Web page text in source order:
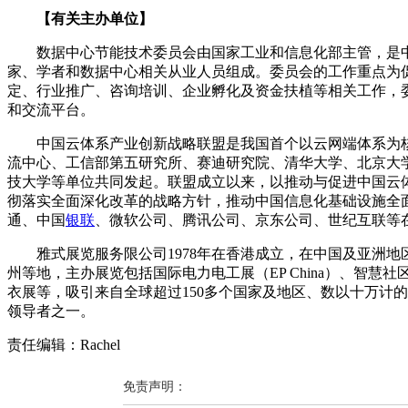
【有关主办单位】
数据中心节能技术委员会由国家工业和信息化部主管，是
家、学者和数据中心相关从业人员组成。委员会的工作重点
定、行业推广、咨询培训、企业孵化及资金扶植等相关工作
和交流平台。
中国云体系产业创新战略联盟是我国首个以云网端体系为
流中心、工信部第五研究所、赛迪研究院、清华大学、北京
技大学等单位共同发起。联盟成立以来，以推动与促进中国
彻落实全面深化改革的战略方针，推动中国信息化基础设施
通、中国银联 、微软公司、腾讯公司、京东公司、世纪互联
雅式展览服务限公司1978年在香港成立，在中国及亚洲地
州等地，主办展览包括国际电力电工展（EP China）、智慧
衣展等，吸引来自全球超过150多个国家及地区、数以十万计
领导者之一。
责任编辑：Rachel
免责声明：